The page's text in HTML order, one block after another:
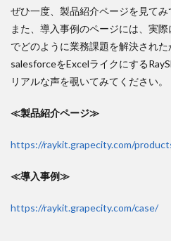
ぜひ一度、製品紹介ページを見てみ
また、導入事例のページには、実
でどのように業務課題を解決された
salesforceをExcelライクにする
リアルな声を覗いてみてください。
≪製品紹介ページ≫
https://raykit.grapecity.com/
≪導入事例≫
https://raykit.grapecity.com/case/